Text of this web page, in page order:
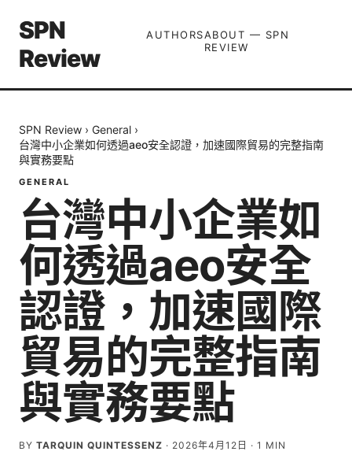
SPN
Review
AUTHORSABOUT — SPN
REVIEW
SPN Review › General ›
台灣中小企業如何透過aeo安全認證，加速國際貿易的完整指南
與實務要點
GENERAL
台灣中小企業如
何透過aeo安全
認證，加速國際
貿易的完整指南
與實務要點
BY TARQUIN QUINTESSENZ · 2026年4月12日 · 1 MIN